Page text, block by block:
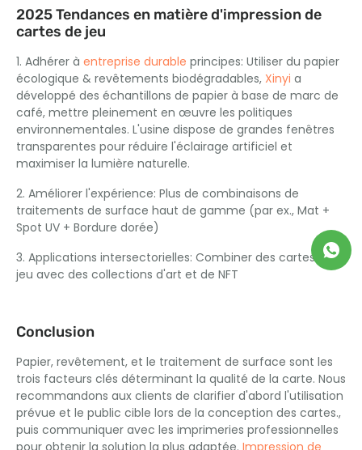
2025 Tendances en matière d'impression de
cartes de jeu
1. Adhérer à entreprise durable principes: Utiliser du papier
écologique & revêtements biodégradables, Xinyi a
développé des échantillons de papier à base de marc de
café, mettre pleinement en œuvre les politiques
environnementales. L'usine dispose de grandes fenêtres
transparentes pour réduire l'éclairage artificiel et
maximiser la lumière naturelle.
2. Améliorer l'expérience: Plus de combinaisons de
traitements de surface haut de gamme (par ex., Mat +
Spot UV + Bordure dorée)
3. Applications intersectorielles: Combiner des cartes de
jeu avec des collections d'art et de NFT
Conclusion
Papier, revêtement, et le traitement de surface sont les
trois facteurs clés déterminant la qualité de la carte. Nous
recommandons aux clients de clarifier d'abord l'utilisation
prévue et le public cible lors de la conception des cartes.,
puis communiquer avec les imprimeries professionnelles